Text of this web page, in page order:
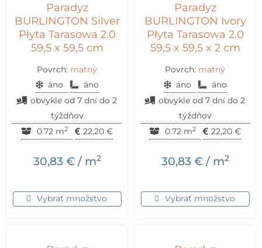
Paradyz
BURLINGTON Silver
Płyta Tarasowa 2.0
59,5 x 59,5 cm
Povrch: matný
áno
áno
obvykle od 7 dní do 2
týždňov
0.72 m2 22,20 €
30,83 €/ m2
Vybrať množstvo
Paradyz
BURLINGTON Ivory
Płyta Tarasowa 2.0
59,5 x 59,5 x 2 cm
Povrch: matný
áno
áno
obvykle od 7 dní do 2
týždňov
0.72 m2 22,20 €
30,83 €/ m2
Vybrať množstvo